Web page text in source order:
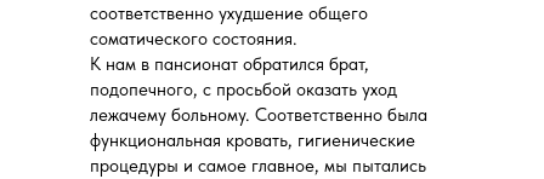
соответственно ухудшение общего
соматического состояния.
К нам в пансионат обратился брат,
подопечного, с просьбой оказать уход
лежачему больному. Соответственно была
функциональная кровать, гигиенические
процедуры и самое главное, мы пытались